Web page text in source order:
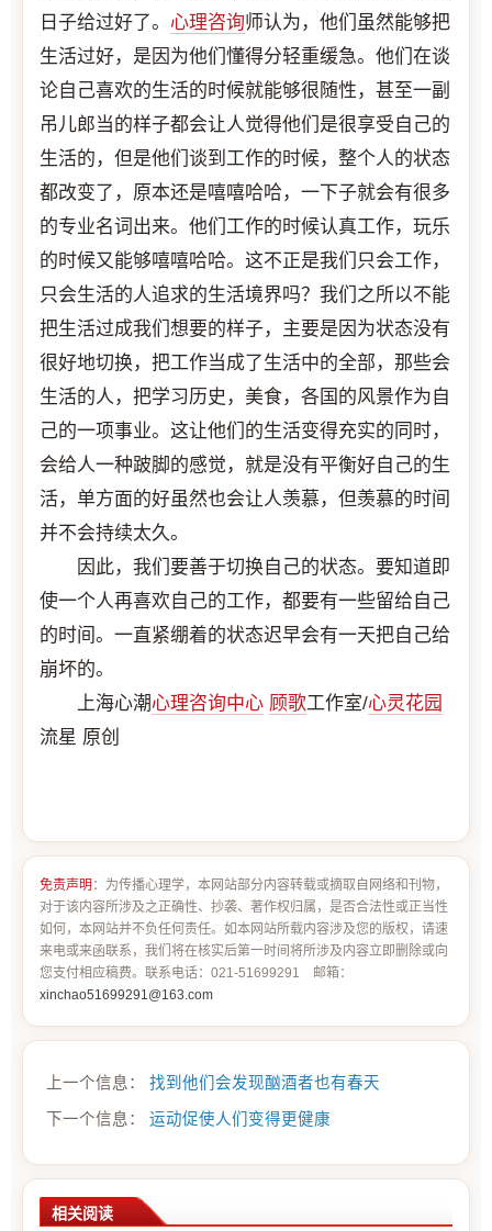
日子给过好了。 心理咨询师认为，他们虽然能够把
生活过好，是因为他们懂得分轻重缓急。他们在谈
论自己喜欢的生活的时候就能够很随性，甚至一副
吊儿郎当的样子都会让人觉得他们是很享受自己的
生活的，但是他们谈到工作的时候，整个人的状态
都改变了，原本还是嘻嘻哈哈，一下子就会有很多
的专业名词出来。他们工作的时候认真工作，玩乐
的时候又能够嘻嘻哈哈。这不正是我们只会工作，
只会生活的人追求的生活境界吗？我们之所以不能
把生活过成我们想要的样子，主要是因为状态没有
很好地切换，把工作当成了生活中的全部，那些会
生活的人，把学习历史，美食，各国的风景作为自
己的一项事业。这让他们的生活变得充实的同时，
会给人一种跛脚的感觉，就是没有平衡好自己的生
活，单方面的好虽然也会让人羡慕，但羡慕的时间
并不会持续太久。
因此，我们要善于切换自己的状态。要知道即
使一个人再喜欢自己的工作，都要有一些留给自己
的时间。一直紧绷着的状态迟早会有一天把自己给
崩坏的。
上海心潮心理咨询中心 顾歌工作室/心灵花园
流星 原创
免责声明 ：为传播心理学，本网站部分内容转载或摘取自网络和刊物，
对于该内容所涉及之正确性、抄袭、著作权归属，是否合法性或正当性
如何，本网站并不负任何责任。如本网站所载内容涉及您的版权，请速
来电或来函联系，我们将在核实后第一时间将所涉及内容立即删除或向
您支付相应稿费。联系电话：021-51699291 邮箱：
xinchao51699291@163.com
上一个信息： 找到他们会发现酗酒者也有春天
下一个信息： 运动促使人们变得更健康
相关阅读